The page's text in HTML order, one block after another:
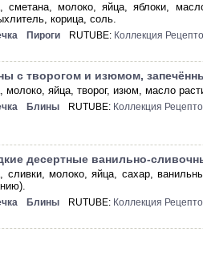
сметана, молоко, яйца, яблоки,
корица, соль.
Пироги RUTUBE: Коллекция
с творогом и изюмом,
молоко, яйца, творог, изюм, масло
Блины RUTUBE: Коллекция
десертные ванильно-
сливки, молоко, яйца, сахар,
Блины RUTUBE: Коллекция